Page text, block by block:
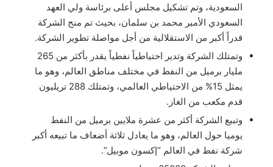
السعودية، وتم تشكيل مجلس أعلى برئاسة ولي العهد
السعودي الأمير محمد بن سلمان، بحيث تم منح الشركة
قدراً أكبر من الاستقلالية من أجل مواصلة تطوير الشركة.
وتمتلك الشركة وتدير احتياطياً نفطياً يقدر بأكثر من 265
مليار برميل من النفط في مختلف مناطق العالم، وهو ما
يمثل 15% من الاحتياطي العالمي، وتمتلك 288 تريليون
قدم مكعب من الغاز.
وتبيع الشركة أكثر من عشرة ملايين برميل من النفط
يوميا حول العالم، وهو ما يعادل ثلاثة أضعاف ما تبيعه أكبر
شركة نفط في العالم “إكسون موبيل”.